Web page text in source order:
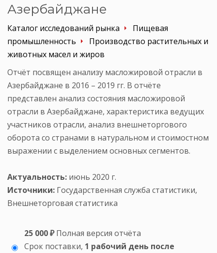
Азербайджане
Каталог исследований рынка
Пищевая
промышленность
Производство растительных и
животных масел и жиров
Отчёт посвящен анализу масложировой отрасли в
Азербайджане в 2016 – 2019 гг. В отчёте
представлен анализ состояния масложировой
отрасли в Азербайджане, характеристика ведущих
участников отрасли, анализ внешнеторгового
оборота со странами в натуральном и стоимостном
выражении с выделением основных сегментов.
Актуальность: июнь 2020 г.
Источники: Государственная служба статистики,
Внешнеторговая статистика
25 000 ₽ Полная версия отчёта
Срок поставки, 1 рабочий день после